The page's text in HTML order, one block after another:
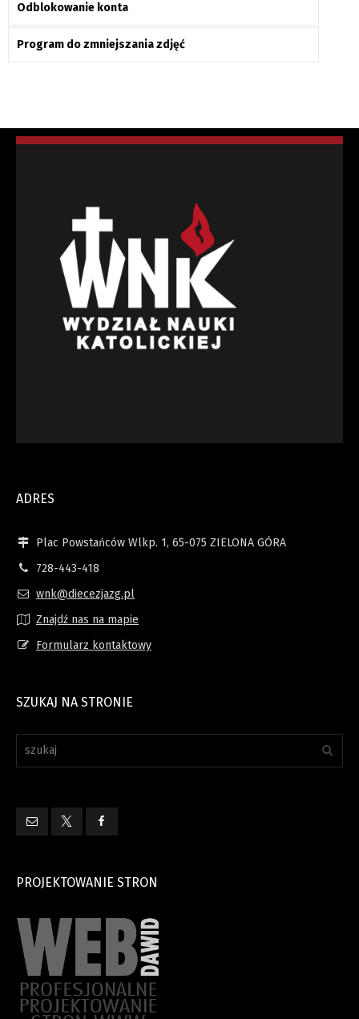
Odblokowanie konta
Program do zmniejszania zdjęć
ADRES
Plac Powstańców Wlkp. 1, 65-075 ZIELONA GÓRA
728-443-418
wnk@diecezjazg.pl
Znajdź nas na mapie
Formularz kontaktowy
SZUKAJ NA STRONIE
PROJEKTOWANIE STRON